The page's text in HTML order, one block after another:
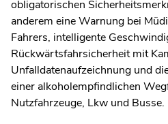
obligatorischen
anderem eine Warnung bei
Fahrers, intelligente
Rückwärtsfahrsicherheit mit
Unfalldatenaufzeichnung und
einer alkoholempfindlichen
Nutzfahrzeuge, Lkw und Busse.